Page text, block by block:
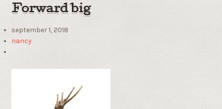
Forward big
september 1, 2018
nancy